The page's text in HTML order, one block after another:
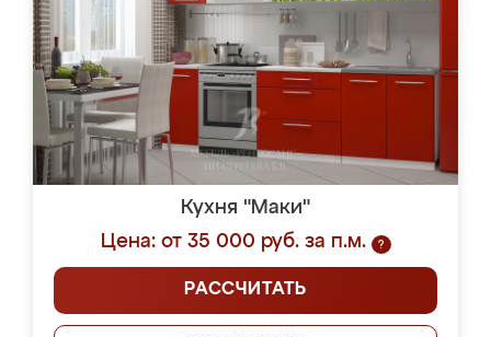
Кухня "Маки"
Цена: от 35 000 руб. за п.м.
?
РАССЧИТАТЬ